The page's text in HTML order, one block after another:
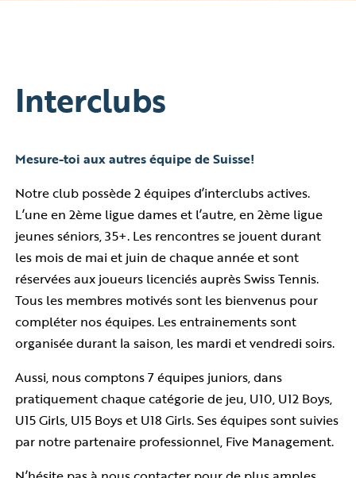
Interclubs
Mesure-toi aux autres équipe de Suisse!
Notre club possède 2 équipes d’interclubs actives.
L’une en 2ème ligue dames et l’autre, en 2ème ligue
jeunes séniors, 35+. Les rencontres se jouent durant
les mois de mai et juin de chaque année et sont
réservées aux joueurs licenciés auprès Swiss Tennis.
Tous les membres motivés sont les bienvenus pour
compléter nos équipes. Les entrainements sont
organisée durant la saison, les mardi et vendredi soirs.
Aussi, nous comptons 7 équipes juniors, dans
pratiquement chaque catégorie de jeu, U10, U12 Boys,
U15 Girls, U15 Boys et U18 Girls. Ses équipes sont suivies
par notre partenaire professionnel, Five Management.